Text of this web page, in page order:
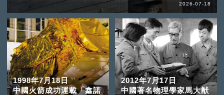
2026-07-18
1998年7月18日
中國火箭成功運載「鑫諾
2012年7月17日
中國著名物理學家馬大猷